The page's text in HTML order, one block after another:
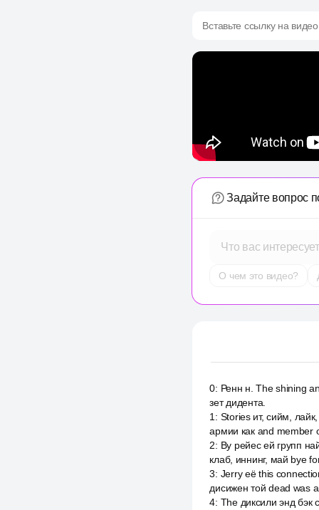
Вставьте ссылку на
Задайте вопрос
Что вас
О чем это видео?
0: Ренн н. The shining
зет дидента.
1 : Stories ит, сийм,
армии как and member
2: By рейес ей групп
клаб, иннинг, май bye
3: Jerry её this
дисижен той dead was
4: The диксили энд бэк